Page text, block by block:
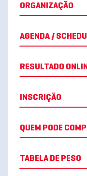
ORGANIZAÇÃO
AGENDA /
RESULTADO
INSCRIÇÃO
QUEM PODE
TABELA DE PESO